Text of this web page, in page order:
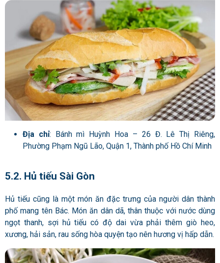
Địa chỉ: Bánh mì Huỳnh Hoa – 26 Đ. Lê Thị Riêng,
Phường Phạm Ngũ Lão, Quận 1, Thành phố Hồ Chí Minh
5.2. Hủ tiếu Sài Gòn
Hủ tiếu cũng là một món ăn đặc trưng của người dân thành
phố mang tên Bác. Món ăn dân dã, thân thuộc với nước dùng
ngọt thanh, sợi hủ tiếu có độ dai vừa phải thêm giò heo,
xương, hải sản, rau sống hòa quyện tạo nên hương vị hấp dẫn.